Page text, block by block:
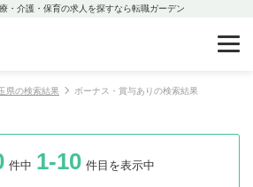
・介護・保育の求人を探すなら転職ガーデン
県の検索結果 ボーナス・賞与ありの検索結果
件中 1-10 件目を表示中